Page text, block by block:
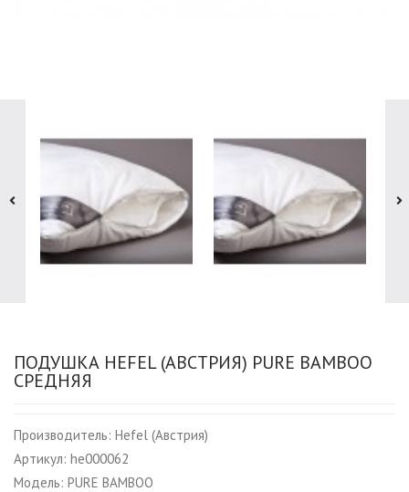
ПОДУШКА HEFEL (АВСТРИЯ) PURE BAMBOO
CРЕДНЯЯ
Производитель: Hefel (Австрия)
Артикул: he000062
Модель: PURE BAMBOO